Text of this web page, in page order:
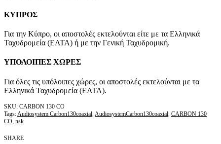
ΚΥΠΡΟΣ
Για την Κύπρο, οι αποστολές εκτελούνται είτε με τα Ελληνικά
Ταχυδρομεία (ΕΛΤΑ) ή με την Γενική Ταχυδρομική.
ΥΠΟΛΟΙΠΕΣ ΧΩΡΕΣ
Για όλες τις υπόλοιπες χώρες, οι αποστολές εκτελούνται με τα
Ελληνικά Ταχυδρομεία (ΕΛΤΑ).
CARBON 130 CO
Tags: Audiosystem Carbon130coaxial AudiosystemCarbon130coaxial CARBON 130
CO nsk
SHARE